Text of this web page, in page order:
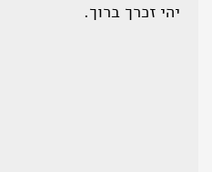
יהי זכרך ברוך.